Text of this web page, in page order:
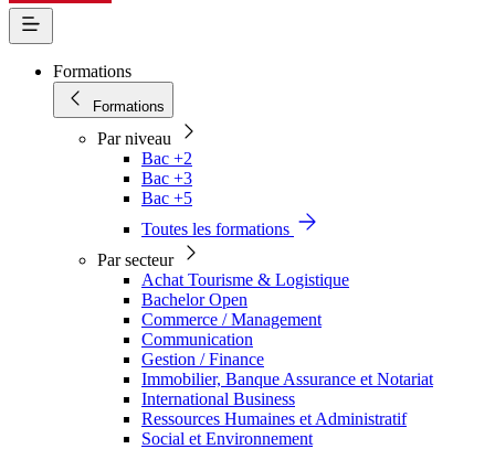
Formations
Formations
Par niveau
Bac +2
Bac +3
Bac +5
Toutes les formations
Par secteur
Achat Tourisme & Logistique
Bachelor Open
Commerce / Management
Communication
Gestion / Finance
Immobilier, Banque Assurance et Notariat
International Business
Ressources Humaines et Administratif
Social et Environnement